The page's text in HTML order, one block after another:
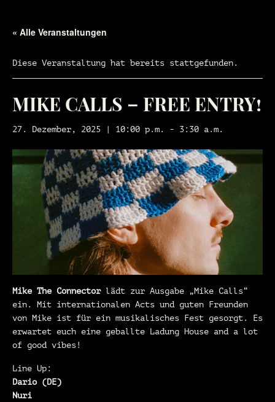
« Alle Veranstaltungen
Diese Veranstaltung hat bereits stattgefunden.
MIKE CALLS – FREE ENTRY!
27. Dezember, 2025 | 10:00 p.m. - 3:30 a.m.
Mike The Connectorlädt zur Ausgabe „Mike Calls“
ein. Mit internationalen Acts und guten Freunden
von Mike ist für ein musikalisches Fest gesorgt. Es
erwartet euch eine geballte Ladung House and a lot
of good vibes!
Line Up:
Dario (DE)
Nuri